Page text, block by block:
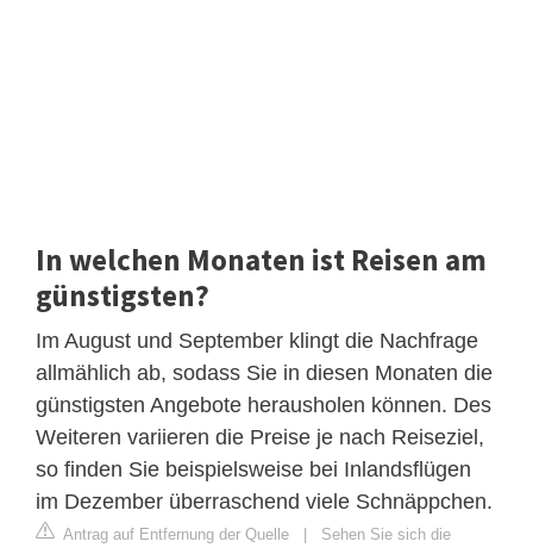
In welchen Monaten ist Reisen am
günstigsten?
Im August und September klingt die Nachfrage
allmählich ab, sodass Sie in diesen Monaten die
günstigsten Angebote herausholen können. Des
Weiteren variieren die Preise je nach Reiseziel,
so finden Sie beispielsweise bei Inlandsflügen
im Dezember überraschend viele Schnäppchen.
Antrag auf Entfernung der Quelle | Sehen Sie sich die